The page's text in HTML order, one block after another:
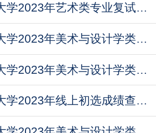
景德镇陶瓷大学2023年艺术类专业复试人数达一万余
景德镇陶瓷大学2023年美术与设计学类（含书法学）
景德镇陶瓷大学2023年美术与设计学类（含书法学）
景德镇陶瓷大学2023年线上初选成绩查询开通